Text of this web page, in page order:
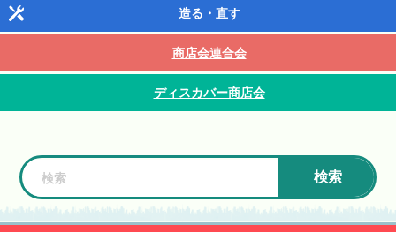
造る・直す
商店会連合会
ディスカバー商店会
検索